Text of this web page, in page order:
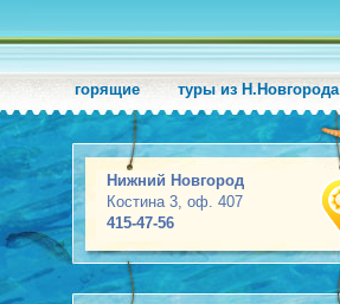
горящие туры из Н.Новгорода
Нижний Новгород
Костина 3, оф. 407
415-47-56